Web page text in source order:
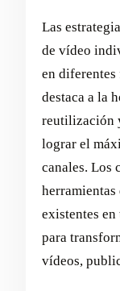
Las
de vídeo
en diferentes
destaca a la
reutilización
lograr el
canales. Los
existentes
para
vídeos,